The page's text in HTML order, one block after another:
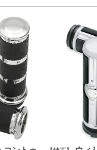
2013～2015
2016～2017
Performance